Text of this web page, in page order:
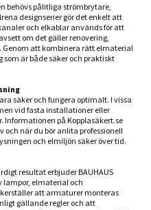
behövs pålitliga strömbrytare,
designserier gör det enkelt att
och elkablar används för att
om det gäller renovering,
att kombinera rätt elmaterial
är både säker och praktiskt
säker och fungera optimalt. I vissa
vid fasta installationer eller
Informationen på Kopplasäkert.se
och när du bör anlita professionell
och elmiljön säker över tid.
resultat erbjuder BAUHAUS
lampor, elmaterial och
att armaturer monteras
gällande regler och att